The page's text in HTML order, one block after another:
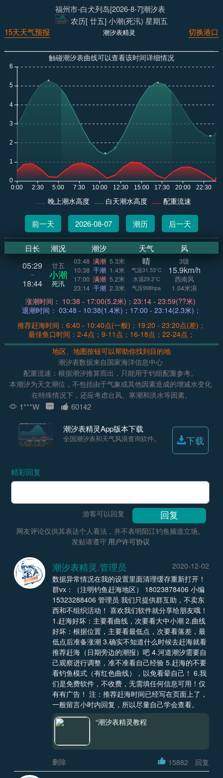
福州市-白犬列岛[2026-8-7]潮汐表
农历[ 廿五] 小潮(死汛) 星期五
切换港口
潮汐表精灵
15天天气预报
触碰潮汐表曲线可以查看该时间详细情况
晚上潮水高度 白天潮水高度 配重流速
前一天 2026-08-07 潮历 后一天
日长 潮况 潮汐 天气 风
05:29
~
18:44
廿五
小潮
死汛
03:48 满潮 5.3米
10:38 干潮 1.4米
17:00 满潮 5.2米
23:14 干潮 2.3米
晴
气温31.53°C
水温29.2°C
气压998hpa
3级
15.9km/h
西南风
1.04米浪
涨潮时间： 10:38 - 17:00(5.2米)；23:14 - 23:59(??米)
退潮时间： 03:48 - 10:38(1.4米)；17:00 - 23:14(2.3米)；
推荐赶海时间：6:40 - 10:40点(一般)；19:20 - 23:20点(差)；
最佳鱼口时间：2-4点；9-11点；16-18点；22-24点；
地区、地图按钮可以帮助你找到目的地
潮汐表数据来自国家海洋信息中心
配重流速：根据潮汐推算而出，只能用于钓组配重参考。
本潮汐为天文潮位，不包括由于气象或其他因素造成的增减水变化
在特殊情况下，还应考虑台风、寒潮和洪水等因素。
1***W 60142
潮汐表精灵App版本下载
全国潮汐表和天气风浪查询软件。 下载
精彩回复
游客可以回复
网友评论仅供其表达个人看法，并不表明阳江钓鱼频道立场。
发贴请遵守 用户许可协议
潮汐表精灵.管理员
2020-12-02
数据异常情况在我的设置里面清理缓存重新打开！
群vx：（注明钓鱼赶海地区） 18023878406 小编
15323288406 管理员 我们只提供群互助，不卖东
西和不组织活动！ 喜欢我们软件就分享给朋友哦！
1.赶海好坏：主要看曲线，次要看大中小潮 2.曲线
好坏：根据位置，主要看最低点，次要看落差，最
低点后准备涨潮 3.确实不知道什么时候去赶海就看
推荐赶海（日期旁边的潮报）吧 4.河道潮汐需要自
己观察进行调整，准不准看自己经验 5.赶海的不要
看钓鱼模式（有红色曲线），以免看晕自己！ 6.我
们是免费软件，不收费，无需填任何信息可用！仅
有有广告！ 注：推荐赶海时间已经写在页面上了，
一般留言小时内回复，所以尽量自己学会查看。
“潮汐表精灵教程
删除 15882 回复